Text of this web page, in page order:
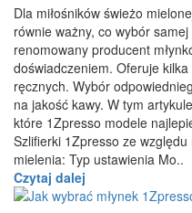
Dla miłośników świeżo
równie ważny, co wybór
renomowany producent
doświadczeniem. Oferuje
ręcznych. Wybór
na jakość kawy. W tym
które 1Zpresso modele
Szlifierki 1Zpresso ze
mielenia: Typ ustawienia Mo..
Czytaj dalej